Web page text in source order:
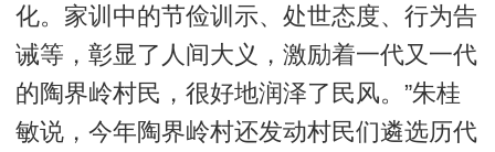
化。家训中的节俭训示、处世态度、行为告
诫等，彰显了人间大义，激励着一代又一代
的陶界岭村民，很好地润泽了民风。”朱桂
敏说，今年陶界岭村还发动村民们遴选历代